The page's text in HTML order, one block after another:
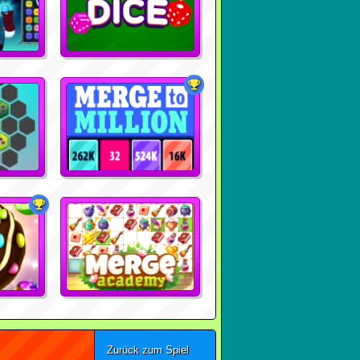
Zurück zum Spiel